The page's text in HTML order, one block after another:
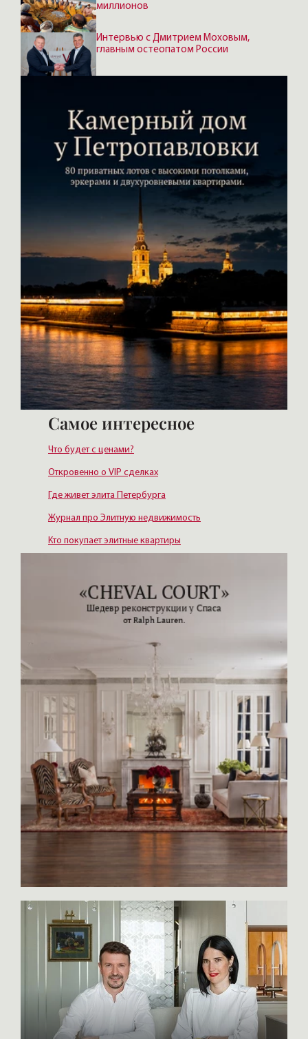
Самое интересное
Что будет с ценами?
Откровенно о VIP сделках
Где живет элита Петербурга
Журнал про Элитную недвижимость
Кто покупает элитные квартиры
миллионов
Интервью с Дмитрием Моховым,
главным остеопатом России